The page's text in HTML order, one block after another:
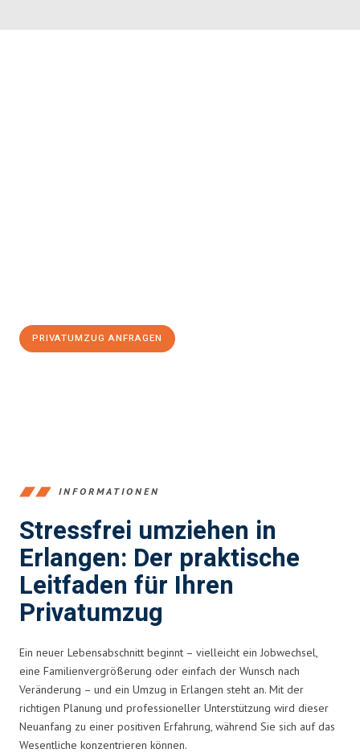
PRIVATUMZUG ANFRAGEN
INFORMATIONEN
Stressfrei umziehen in
Erlangen: Der praktische
Leitfaden für Ihren
Privatumzug
Ein neuer Lebensabschnitt beginnt – vielleicht ein Jobwechsel,
eine Familienvergrößerung oder einfach der Wunsch nach
Veränderung – und ein Umzug in Erlangen steht an. Mit der
richtigen Planung und professioneller Unterstützung wird dieser
Neuanfang zu einer positiven Erfahrung, während Sie sich auf das
Wesentliche konzentrieren können.